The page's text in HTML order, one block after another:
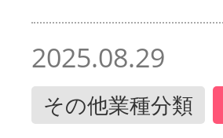
2025.08.29
その他業種分類